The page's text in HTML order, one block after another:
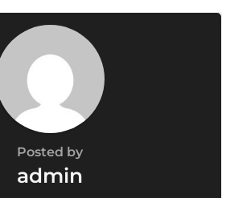
Posted by
admin